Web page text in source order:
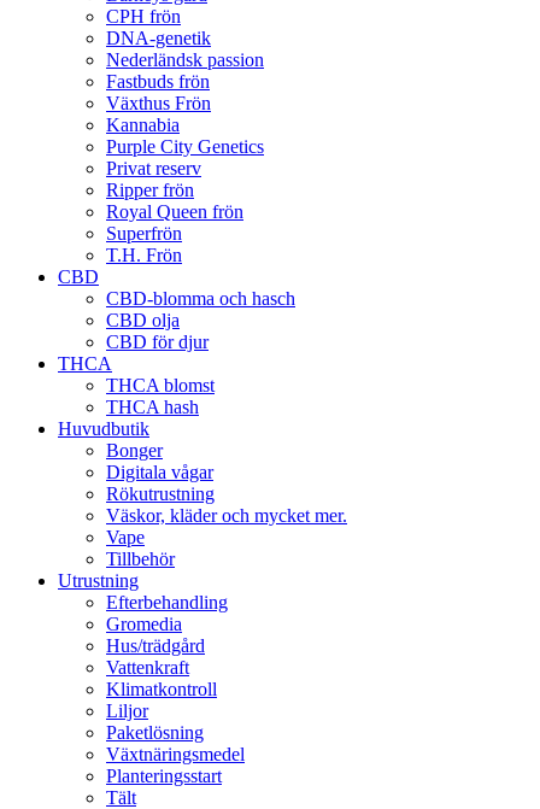
CPH frön
DNA-genetik
Nederländsk passion
Fastbuds frön
Växthus Frön
Kannabia
Purple City Genetics
Privat reserv
Ripper frön
Royal Queen frön
Superfrön
T.H. Frön
CBD
CBD-blomma och hasch
CBD olja
CBD för djur
THCA
THCA blomst
THCA hash
Huvudbutik
Bonger
Digitala vågar
Rökutrustning
Väskor, kläder och mycket mer.
Vape
Tillbehör
Utrustning
Efterbehandling
Gromedia
Hus/trädgård
Vattenkraft
Klimatkontroll
Liljor
Paketlösning
Växtnäringsmedel
Planteringsstart
Tält